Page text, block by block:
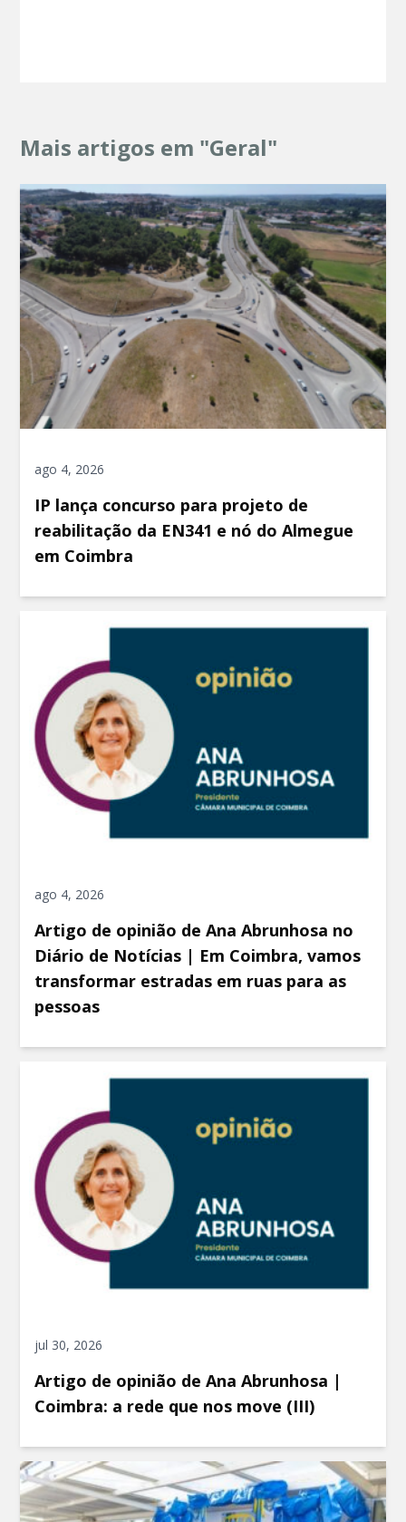
Mais artigos em "Geral"
ago 4, 2026
IP lança concurso para projeto de
reabilitação da EN341 e nó do Almegue
em Coimbra
ago 4, 2026
Artigo de opinião de Ana Abrunhosa no
Diário de Notícias | Em Coimbra, vamos
transformar estradas em ruas para as
pessoas
jul 30, 2026
Artigo de opinião de Ana Abrunhosa |
Coimbra: a rede que nos move (III)